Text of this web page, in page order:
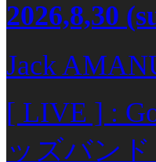
2026,8,30
Jack
[ LIVE ] :
ッズバン